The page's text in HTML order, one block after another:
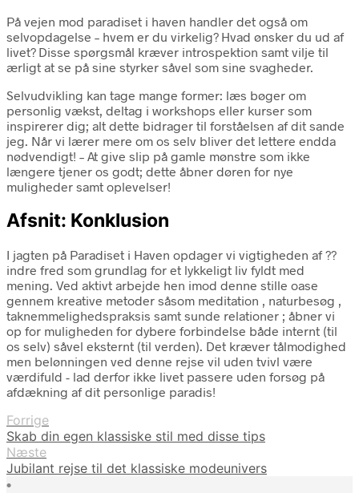
På vejen mod paradiset i haven handler det også om
selvopdagelse – hvem er du virkelig? Hvad ønsker du ud af
livet? Disse spørgsmål kræver introspektion samt vilje til
ærligt at se på sine styrker såvel som sine svagheder.
Selvudvikling kan tage mange former: læs bøger om
personlig vækst, deltag i workshops eller kurser som
inspirerer dig; alt dette bidrager til forståelsen af dit sande
jeg. Når vi lærer mere om os selv bliver det lettere endda
nødvendigt! – At give slip på gamle mønstre som ikke
længere tjener os godt; dette åbner døren for nye
muligheder samt oplevelser!
Afsnit: Konklusion
I jagten på Paradiset i Haven opdager vi vigtigheden af ??
indre fred som grundlag for et lykkeligt liv fyldt med
mening. Ved aktivt arbejde hen imod denne stille oase
gennem kreative metoder såsom meditation , naturbesøg ,
taknemmelighedspraksis samt sunde relationer ; åbner vi
op for muligheden for dybere forbindelse både internt (til
os selv) såvel eksternt (til verden). Det kræver tålmodighed
men belønningen ved denne rejse vil uden tvivl være
værdifuld - lad derfor ikke livet passere uden forsøg på
afdækning af dit personlige paradis!
Forrige
Skab din egen klassiske stil med disse tips
Næste
Jubilant rejse til det klassiske modeunivers
•